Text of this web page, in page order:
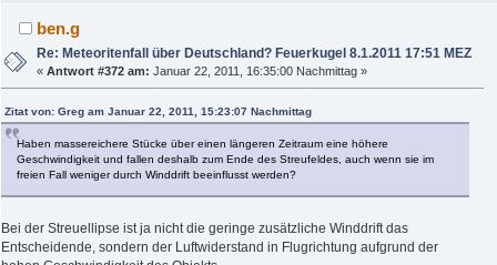
ben.g
Re: Meteoritenfall über Deutschland? Feuerkugel 8.1.2011 17:51 MEZ
«Antwort #372 am: Januar 22, 2011, 16:35:00 Nachmittag »
Zitat von: Greg am Januar 22, 2011, 15:23:07 Nachmittag
Haben massereichere Stücke über einen längeren Zeitraum eine höhere
Geschwindigkeit und fallen deshalb zum Ende des Streufeldes, auch wenn sie im
freien Fall weniger durch Winddrift beeinflusst werden?
Bei der Streuellipse ist ja nicht die geringe zusätzliche Winddrift das
Entscheidende, sondern der Luftwiderstand in Flugrichtung aufgrund der